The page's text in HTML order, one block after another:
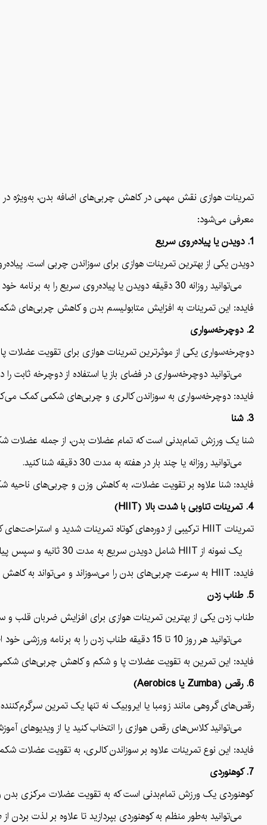
تمرینات هوازی نقش مهمی در کاهش چربی‌های اضافه بدن، به‌ویژه
معرفی می‌شود:
1. دویدن یا پیاده‌روی سریع
دویدن یکی از بهترین تمرینات هوازی برای سوزاندن چربی است.
می‌توانید روزانه 30 دقیقه دویدن یا پیاده‌روی سریع را به برنامه خود اضافه کنید.
فایده: این تمرینات به افزایش متابولیسم بدن و کاهش چربی‌های
2. دوچرخه‌سواری
دوچرخه‌سواری یکی از موثرترین تمرینات هوازی برای تقویت عضلات
می‌توانید دوچرخه‌سواری در فضای باز یا استفاده از دوچرخه ثابت را
فایده: دوچرخه‌سواری به سوزاندن کالری و چربی‌های شکمی کمک
3. شنا
شنا یک ورزش تمام‌بدنی است که تمام عضلات بدن، از جمله عضلات
می‌توانید روزانه یا چند بار در هفته به مدت 30 دقیقه شنا کنید.
فایده: شنا علاوه بر تقویت عضلات، به کاهش وزن و چربی‌های
4. تمرینات تناوبی با شدت بالا (HIIT)
تمرینات HIIT ترکیبی از دوره‌های کوتاه تمرینات شدید و استراحت‌های کوتاه هستند. این نوع تمرینات برای سوزاندن چربی به‌ویژه چربی‌های شکمی بسیار مؤثر است.
یک نمونه از HIIT شامل دویدن سریع به مدت 30 ثانیه و سپس پیاده‌روی آرام به مدت 1 دقیقه، تکرار این چرخه به مدت 15-20 دقیقه است.
فایده: HIIT به سرعت چربی‌های بدن را می‌سوزاند و می‌تواند به کاهش چربی‌های ناحیه شکم کمک کند.
5. طناب زدن
طناب زدن یکی از بهترین تمرینات هوازی برای افزایش ضربان قلب
می‌توانید هر روز 10 تا 15 دقیقه طناب زدن را به برنامه ورزشی خود اضافه کنید.
فایده: این تمرین به تقویت عضلات پا و شکم و کاهش چربی‌های
6. رقص (Zumba یا Aerobics)
رقص‌های گروهی مانند زومبا یا ایروبیک نه تنها یک تمرین
می‌توانید کلاس‌های رقص هوازی را انتخاب کنید یا از ویدیوهای
فایده: این نوع تمرینات علاوه بر سوزاندن کالری، به تقویت
7. کوهنوردی
کوهنوردی یک ورزش تمام‌بدنی است که به تقویت عضلات مرکزی
می‌توانید به‌طور منظم به کوهنوردی بپردازید تا علاوه بر لذت